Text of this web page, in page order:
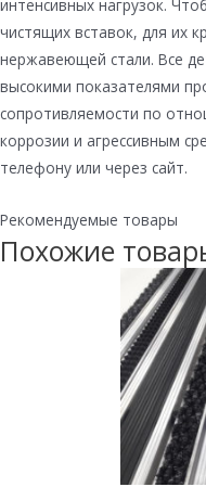
интенсивных нагрузок.
чистящих вставок, для их
нержавеющей стали. Все
высокими показателями
сопротивляемости по
коррозии и агрессивным
телефону или через сайт.
Рекомендуемые товары
Похожие